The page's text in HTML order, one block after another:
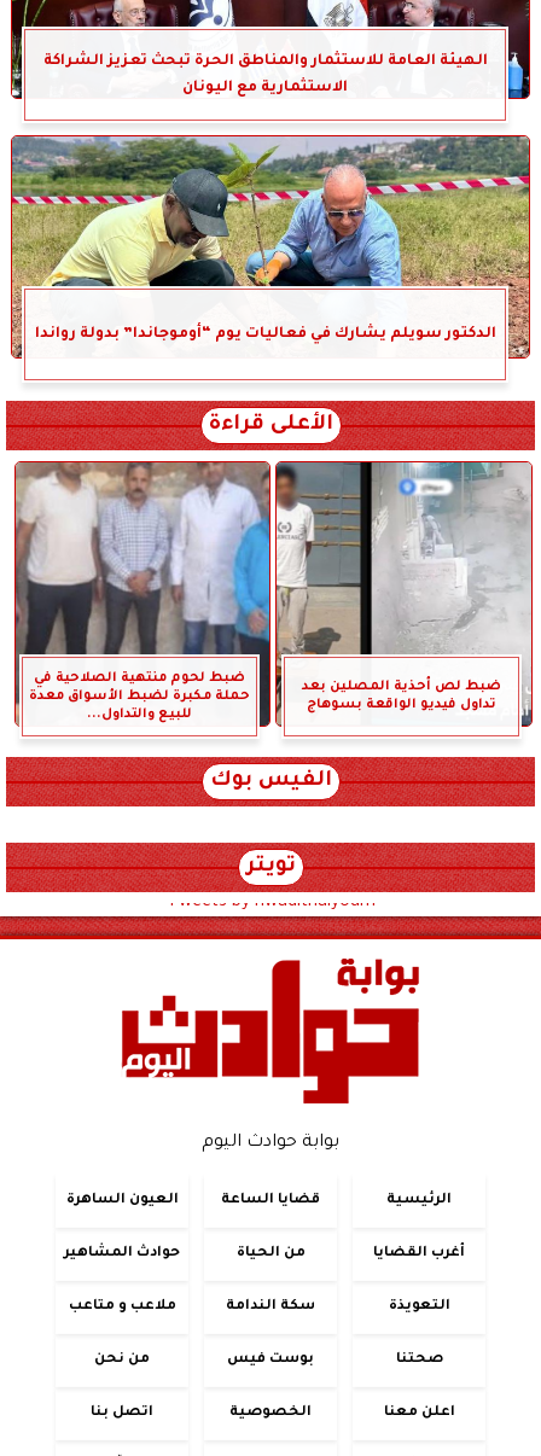
الهيئة العامة للاستثمار والمناطق الحرة تبحث تعزيز الشراكة
الاستثمارية مع اليونان
الدكتور سويلم يشارك في فعاليات يوم “أوموجاندا” بدولة رواندا
الأعلى قراءة
ضبط لص أحذية المصلين بعد
تداول فيديو الواقعة بسوهاج
ضبط لحوم منتهية الصلاحية في
حملة مكبرة لضبط الأسواق معدة
للبيع والتداول...
الفيس بوك
تويتر
Tweets by hwadithalyoum
بوابة حوادث اليوم
الرئيسية قضايا الساعة العيون الساهرة
أغرب القضايا من الحياة حوادث المشاهير
التعويذة سكة الندامة ملاعب و متاعب
صحتنا بوست فيس من نحن
اعلن معنا الخصوصية اتصل بنا